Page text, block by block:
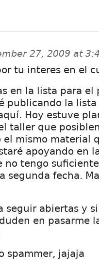
27, 2009 at
tu interes en el
en la lista para el
publicando la lista
Hoy estuve
taller que
el mismo material
apoyando en
no tengo
segunda fecha.
seguir abiertas y
en pasarme
spammer, jajaja